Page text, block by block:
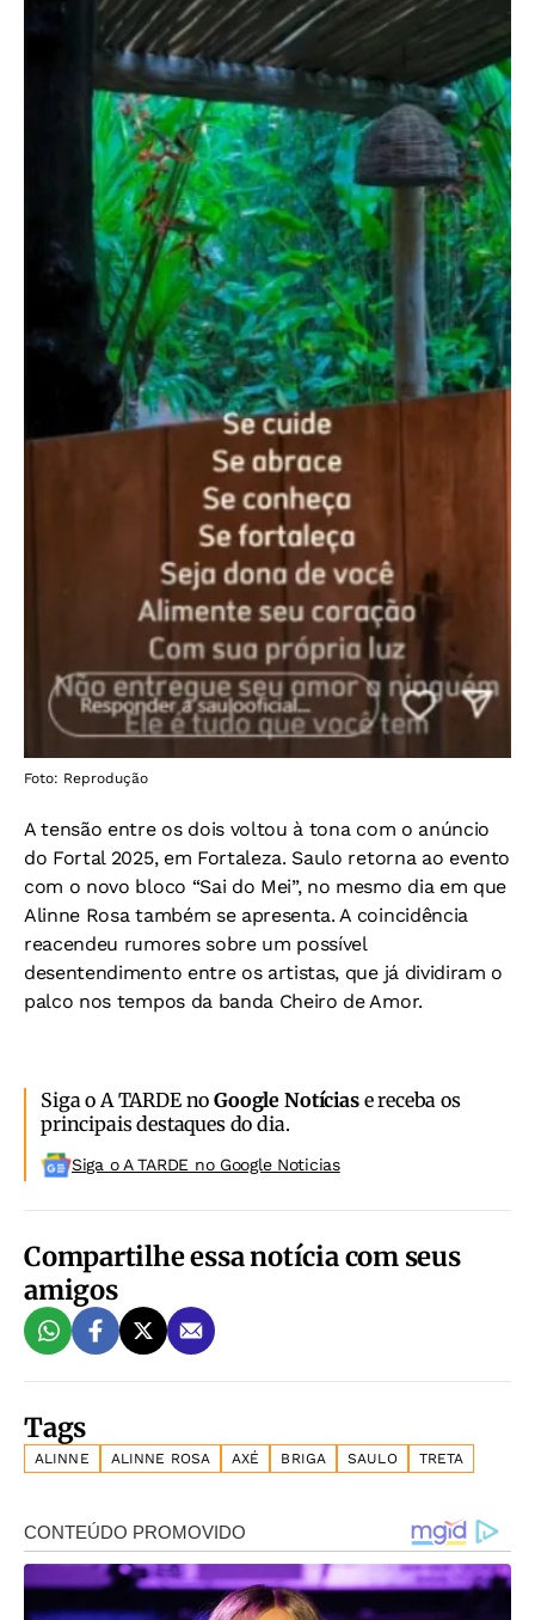
Foto: Reprodução
A tensão entre os dois voltou à tona com o anúncio
do Fortal 2025, em Fortaleza. Saulo retorna ao evento
com o novo bloco “Sai do Mei”, no mesmo dia em que
Alinne Rosa também se apresenta. A coincidência
reacendeu rumores sobre um possível
desentendimento entre os artistas, que já dividiram o
palco nos tempos da banda Cheiro de Amor.
Siga o A TARDE noGoogle Notíciase receba os
principais destaques do dia.
Siga o A TARDE no Google Noticias
Compartilhe essa notícia com seus
amigos
Tags
ALINNE ALINNE ROSA AXÉ BRIGA SAULO TRETA